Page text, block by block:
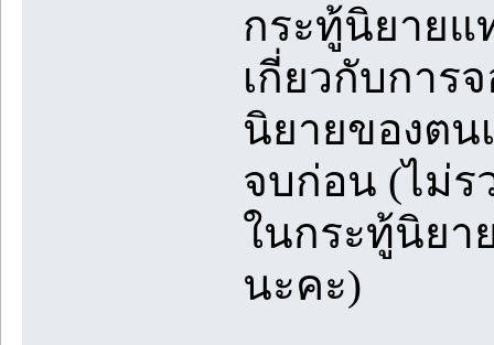
กระทู้นิยาย
เกี่ยวกับการ
นิยายของตน
จบก่อน (ไม่ร
ในกระทู้นิยา
นะคะ)